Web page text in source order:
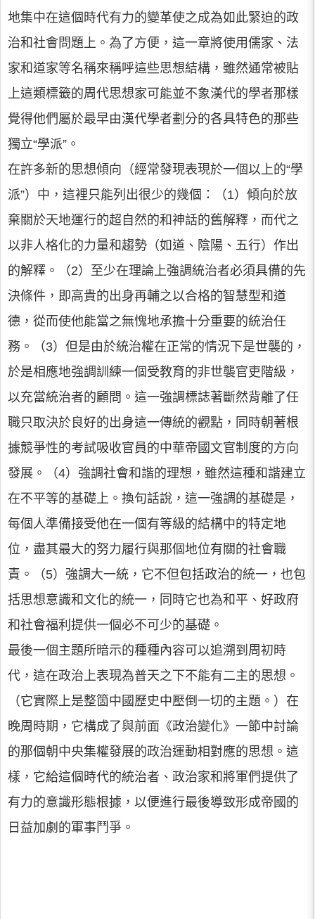
地集中在這個時代有力的變革使之成為如此緊迫的政
治和社會問題上。為了方便，這一章將使用儒家、法
家和道家等名稱來稱呼這些思想結構，雖然通常被貼
上這類標籤的周代思想家可能並不象漢代的學者那樣
覺得他們屬於最早由漢代學者劃分的各具特色的那些
獨立“學派”。
在許多新的思想傾向（經常發現表現於一個以上的“學
派”）中，這裡只能列出很少的幾個：（1）傾向於放
棄關於天地運行的超自然的和神話的舊解釋，而代之
以非人格化的力量和趨勢（如道、陰陽、五行）作出
的解釋。（2）至少在理論上強調統治者必須具備的先
決條件，即高貴的出身再輔之以合格的智慧型和道
德，從而使他能當之無愧地承擔十分重要的統治任
務。（3）但是由於統治權在正常的情況下是世襲的，
於是相應地強調訓練一個受教育的非世襲官吏階級，
以充當統治者的顧問。這一強調標誌著斷然背離了任
職只取決於良好的出身這一傳統的觀點，同時朝著根
據競爭性的考試吸收官員的中華帝國文官制度的方向
發展。（4）強調社會和諧的理想，雖然這種和諧建立
在不平等的基礎上。換句話說，這一強調的基礎是，
每個人準備接受他在一個有等級的結構中的特定地
位，盡其最大的努力履行與那個地位有關的社會職
責。（5）強調大一統，它不但包括政治的統一，也包
括思想意識和文化的統一，同時它也為和平、好政府
和社會福利提供一個必不可少的基礎。
最後一個主題所暗示的種種內容可以追溯到周初時
代，這在政治上表現為普天之下不能有二主的思想。
（它實際上是整箇中國歷史中壓倒一切的主題。）在
晚周時期，它構成了與前面《政治變化》一節中討論
的那個朝中央集權發展的政治運動相對應的思想。這
樣，它給這個時代的統治者、政治家和將軍們提供了
有力的意識形態根據，以便進行最後導致形成帝國的
日益加劇的軍事鬥爭。